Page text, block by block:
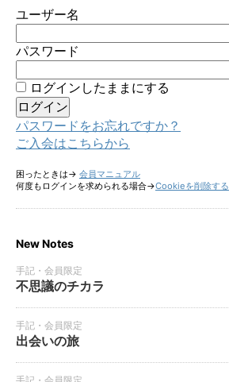
ユーザー名
パスワード
ログインしたままにする
パスワードをお忘れですか？
ご入会はこちらから
困ったときは→ 会員マニュアル
何度もログインを求められる場合→Cookieを削除する
New Notes
手記・会員限定
不思議のチカラ
手記・会員限定
出会いの旅